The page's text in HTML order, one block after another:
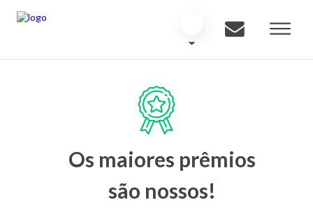
Os maiores prêmios
são nossos!